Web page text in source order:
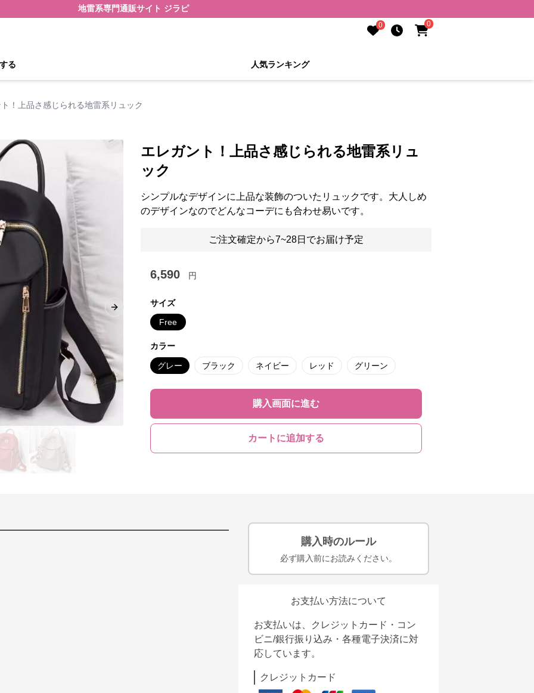
地雷系専門通販サイト ジラピ
0 0
る 人気ランキング
！上品さ感じられる地雷系リュック
Next slide
エレガント！上品さ感じられる地雷系リュ
ック
シンプルなデザインに上品な装飾のついたリュックです。大人しめ
のデザインなのでどんなコーデにも合わせ易いです。
ご注文確定から7~28日でお届け予定
6,590 円
サイズ
Free
カラー
グレー ブラック ネイビー レッド グリーン
購入画面に進む
カートに追加する
購入時のルール
必ず購入前にお読みください。
お支払い方法について
お支払いは、クレジットカード・コン
ビニ/銀行振り込み・各種電子決済に対
応しています。
クレジットカード